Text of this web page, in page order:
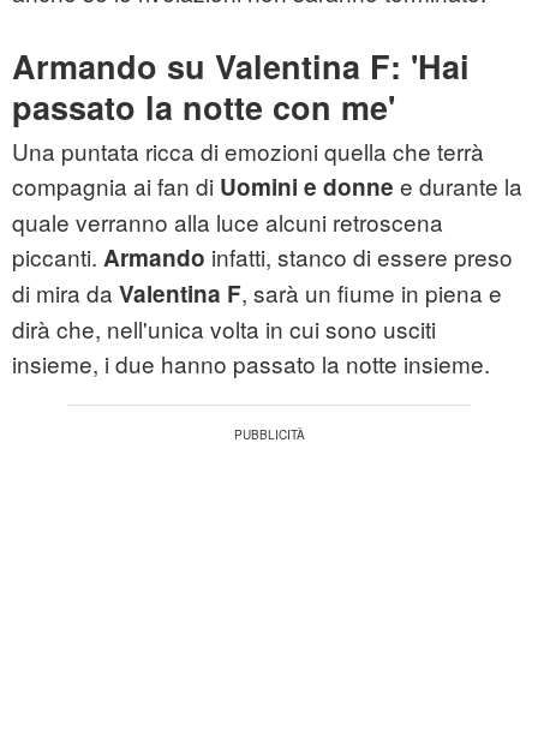
Armando su Valentina F: 'Hai
passato la notte con me'
Una puntata ricca di emozioni quella che terrà
compagnia ai fan di Uomini e donne e durante la
quale verranno alla luce alcuni retroscena
piccanti. Armando infatti, stanco di essere preso
di mira da Valentina F, sarà un fiume in piena e
dirà che, nell'unica volta in cui sono usciti
insieme, i due hanno passato la notte insieme.